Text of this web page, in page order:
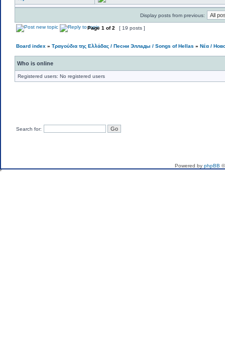
Display posts from previous:
Page 1 of2 [ 19 posts ]
Board index » Τραγούδια της Ελλάδας / Песни Эллады / Songs of Hellas » Νέα /
Who is online
Registered users: No registered users
Search for:
Powered by phpBB